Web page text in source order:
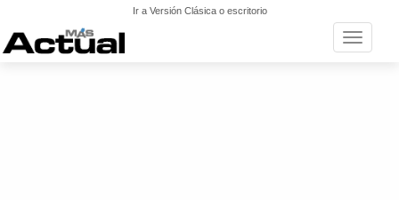
Ir a Versión Clásica o escritorio
Toggle